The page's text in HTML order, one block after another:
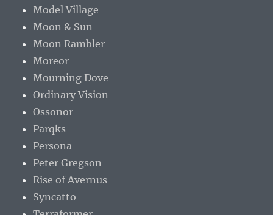
Model Village
Moon & Sun
Moon Rambler
Moreor
Mourning Dove
Ordinary Vision
Ossonor
Parqks
Persona
Peter Gregson
Rise of Avernus
Syncatto